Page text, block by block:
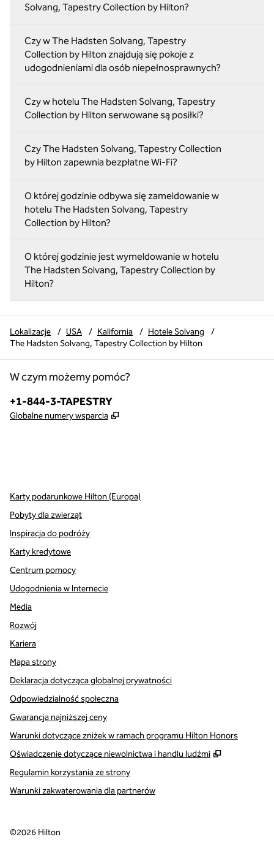
Solvang, Tapestry Collection by Hilton?
Czy w The Hadsten Solvang, Tapestry
Collection by Hilton znajdują się pokoje z
udogodnieniami dla osób niepełnosprawnych?
Czy w hotelu The Hadsten Solvang, Tapestry
Collection by Hilton serwowane są posiłki?
Czy The Hadsten Solvang, Tapestry Collection
by Hilton zapewnia bezpłatne Wi-Fi?
O której godzinie odbywa się zameldowanie w
hotelu The Hadsten Solvang, Tapestry
Collection by Hilton?
O której godzinie jest wymeldowanie w hotelu
The Hadsten Solvang, Tapestry Collection by
Hilton?
Lokalizacje / USA / Kalifornia / Hotele Solvang
/
The Hadsten Solvang, Tapestry Collection by Hilton
W czym możemy pomóc?
Telefon:
+1-844-3-TAPESTRY
Globalne numery wsparcia ,
Karty podarunkowe Hilton (Europa)
Pobyty dla zwierząt
Inspiracja do podróży
Karty kredytowe
Centrum pomocy
Udogodnienia w Internecie
Media
Rozwój
Kariera
Mapa strony
Deklaracja dotycząca globalnej prywatności
Odpowiedzialność społeczna
Gwarancja najniższej ceny
Warunki dotyczące zniżek w ramach programu Hilton Honors
Oświadczenie dotyczące niewolnictwa i handlu ludźmi
,
Regulamin korzystania ze strony
Warunki zakwaterowania dla partnerów
©2026 Hilton